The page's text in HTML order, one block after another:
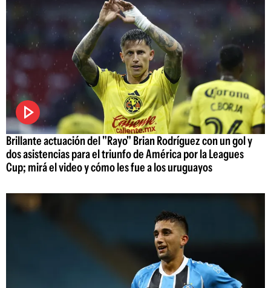
Brillante actuación del "Rayo" Brian Rodríguez con un gol y
dos asistencias para el triunfo de América por la Leagues
Cup; mirá el video y cómo les fue a los uruguayos